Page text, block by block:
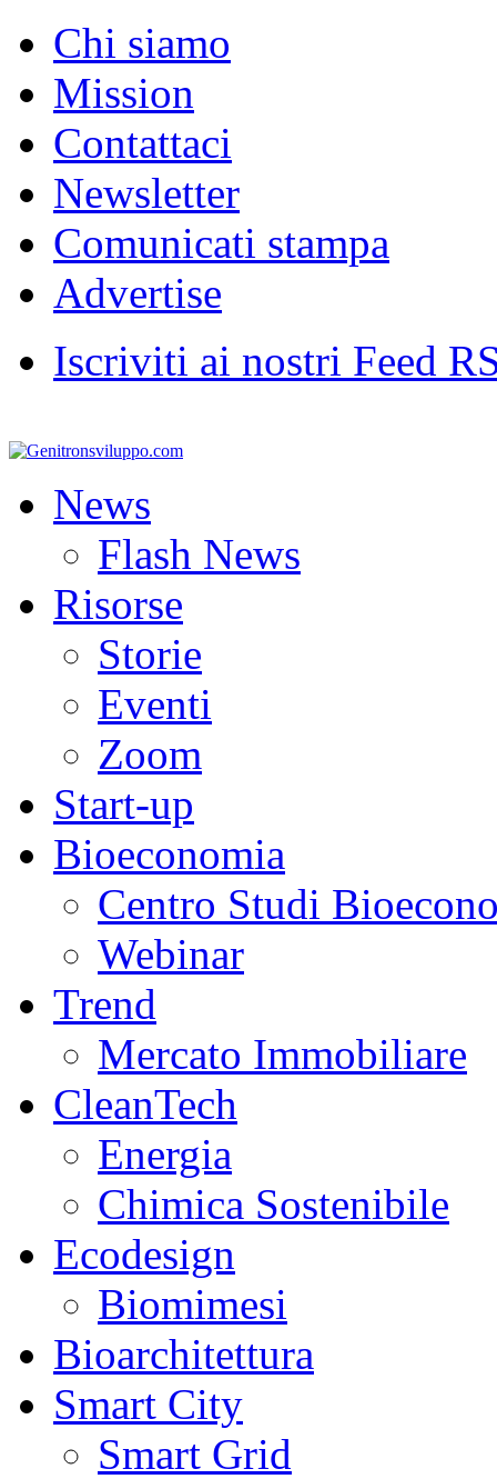
Chi siamo
Mission
Contattaci
Newsletter
Comunicati stampa
Advertise
Iscriviti ai nostri Feed
News
Flash News
Risorse
Storie
Eventi
Zoom
Start-up
Bioeconomia
Centro Studi
Webinar
Trend
Mercato Immobiliare
CleanTech
Energia
Chimica Sostenibile
Ecodesign
Biomimesi
Bioarchitettura
Smart City
Smart Grid